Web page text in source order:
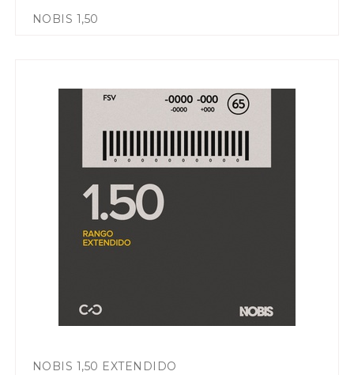
NOBIS 1,50
NOBIS 1,50 EXTENDIDO